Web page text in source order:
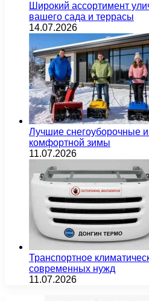
Широкий ассортимент
вашего сада и террасы
14.07.2026
Лучшие снегоуборочные
комфортной зимы
11.07.2026
Транспортное
современных нужд
11.07.2026